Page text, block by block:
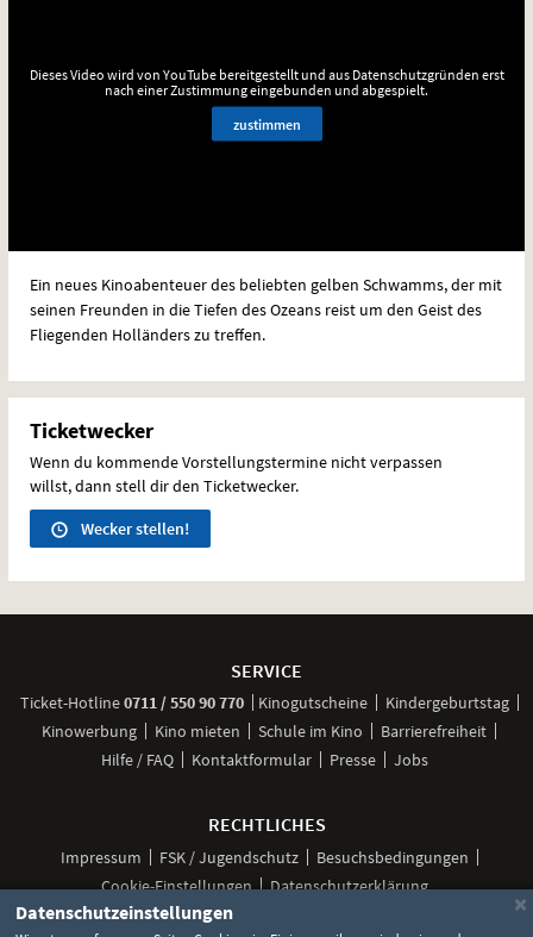
Dieses Video wird von YouTube bereitgestellt und aus Datenschutzgründen erst
nach einer Zustimmung eingebunden und abgespielt.
zustimmen
Ein neues Kinoabenteuer des beliebten gelben Schwamms, der mit
seinen Freunden in die Tiefen des Ozeans reist um den Geist des
Fliegenden Holländers zu treffen.
Ticketwecker
Wenn du kommende Vorstellungstermine nicht verpassen
willst, dann stell dir den Ticketwecker.
Wecker stellen!
SERVICE
Ticket-Hotline0711 / 550 90 770anrufen
Kinogutscheine
Kindergeburtstag
Kinowerbung
Kino mieten Schule im Kino
Barrierefreiheit
Hilfe / FAQ
Kontaktformular Presse Jobs
RECHTLICHES
Impressum FSK / Jugendschutz
Besuchsbedingungen
Cookie-Einstellungen
Datenschutzerklärung
×
Datenschutzeinstellungen